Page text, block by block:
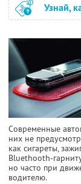
Узнай,
Современные
них не
как сигареты,
Bluethooth-
но часто при
водителю.